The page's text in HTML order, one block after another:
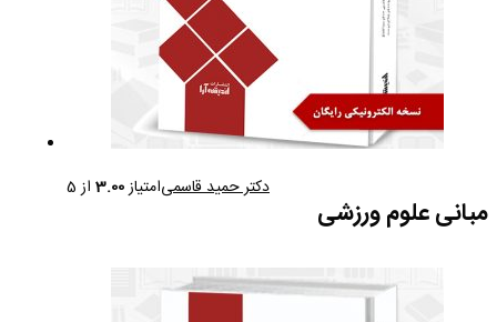
مبانی علوم ورزشی
دکتر حمید قاسمیامتیاز3.00 از 5